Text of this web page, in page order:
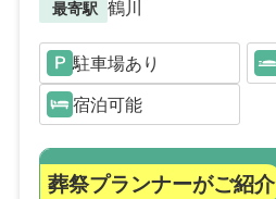
最寄駅 鶴川
駐車場あり
宿泊可能
葬祭プランナーがご紹介